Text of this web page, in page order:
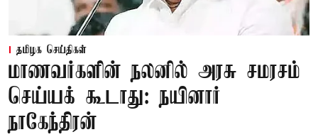
தமிழக செய்திகள்
மாணவர்களின் நலனில் அரசு சமரசம்
செய்யக் கூடாது: நயினார்
நாகேந்திரன்